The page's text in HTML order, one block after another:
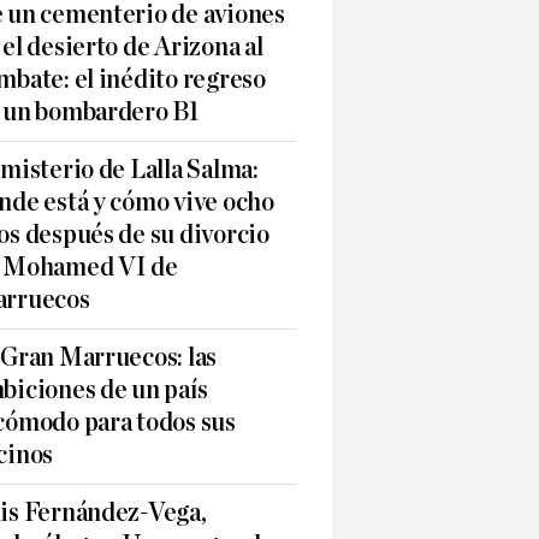
un cementerio de aviones
desierto de Arizona al
el inédito regreso
bombardero B1
de Lalla Salma:
está y cómo vive ocho
después de su divorcio
VI de
Marruecos: las
de un país
para todos sus
Fernández-Vega,